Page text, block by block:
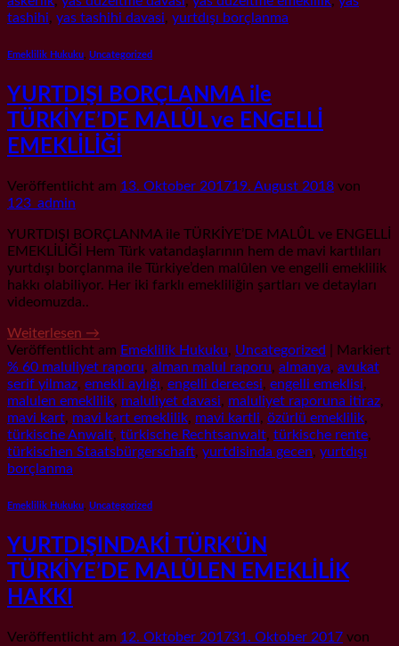
tashihi, yas tashihi davasi, yurtdışı borçlanma
Emeklilik Hukuku, Uncategorized
YURTDIŞI BORÇLANMA ile
TÜRKİYE’DE MALÛL ve ENGELLİ
EMEKLİLİĞİ
Veröffentlicht am 13. Oktober 201719. August 2018 von
123_admin
YURTDIŞI BORÇLANMA ile TÜRKİYE’DE MALÛL ve ENGELLİ
EMEKLİLİĞİ Hem Türk vatandaşlarının hem de mavi kartlıları
yurtdışı borçlanma ile Türkiye’den malûlen ve engelli emeklilik
hakkı olabiliyor. Her iki farklı emekliliğin şartları ve detayları
videomuzda..
Weiterlesen →
Veröffentlicht am Emeklilik Hukuku, Uncategorized
Markiert
% 60 maluliyet raporu, alman malul raporu, almanya, avukat
serif yilmaz, emekli aylığı, engelli derecesi, engelli emeklisi,
malulen emeklilik, maluliyet davasi, maluliyet raporuna itiraz,
mavi kart, mavi kart emeklilik, mavi kartli, özürlü emeklilik,
türkische Anwalt, türkische Rechtsanwalt, türkische rente,
türkischen Staatsbürgerschaft, yurtdisinda gecen, yurtdışı
borçlanma
Emeklilik Hukuku Uncategorized
YURTDIŞINDAKİ TÜRK’ÜN
TÜRKİYE’DE MALÛLEN EMEKLİLİK
HAKKI
Veröffentlicht am 12. Oktober 201731. Oktober 2017 von